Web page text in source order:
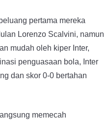
pertama mereka
Lorenzo Scalvini, namun
mudah oleh kiper Inter,
penguasaan bola, Inter
dan skor 0-0 bertahan
memecah